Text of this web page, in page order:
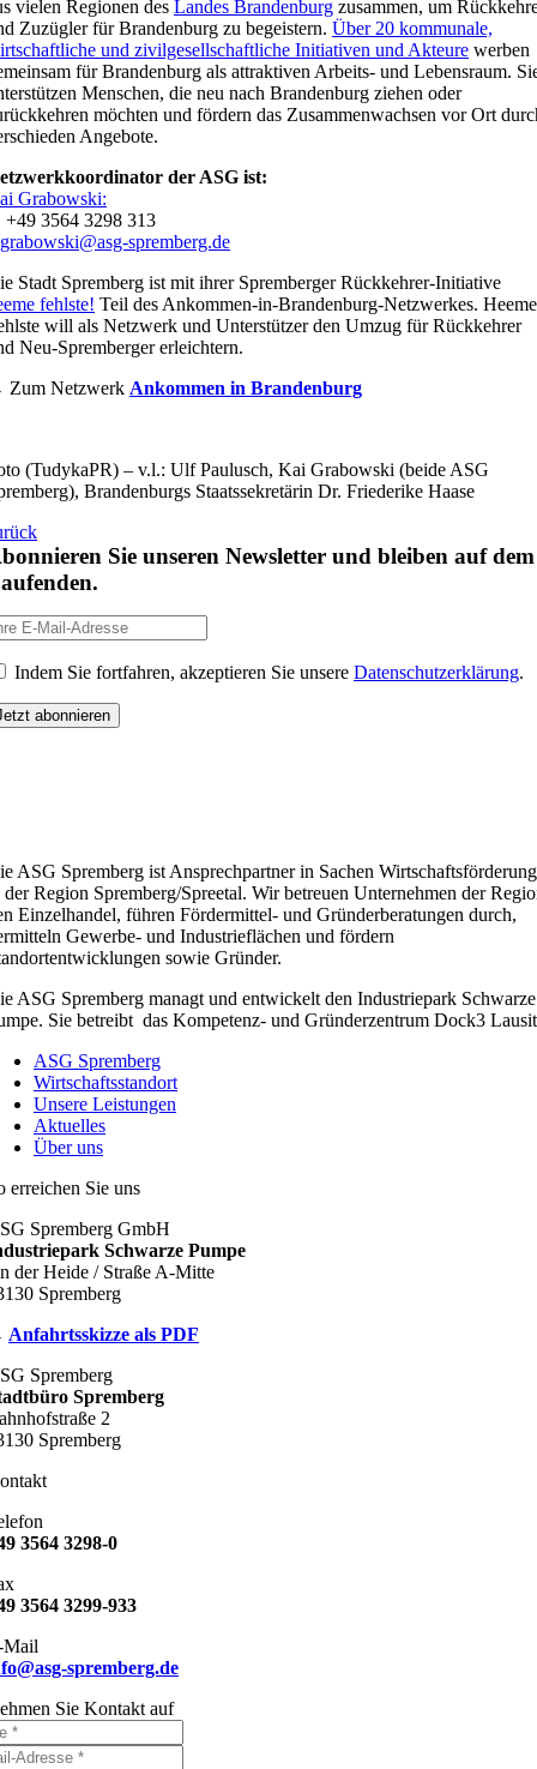
vielen Regionen des Landes Brandenburg zusammen, um
Zuzügler für Brandenburg zu begeistern. Über 20 kommunale,
und zivilgesellschaftliche Initiativen und Akteure werben
für Brandenburg als attraktiven Arbeits- und Lebensraum.
Menschen, die neu nach Brandenburg ziehen oder
möchten und fördern das Zusammenwachsen vor Ort
Angebote.
der ASG ist:
Grabowski:
+49 3564 3298 313
spremberg.de
Stadt Spremberg ist mit ihrer Spremberger Rückkehrer-Initiative
fehlste! Teil des Ankommen-in-Brandenburg-Netzwerkes. Heeme
will als Netzwerk und Unterstützer den Umzug für Rückkehrer
Neu-Spremberger erleichtern.
Zum Netzwerk Ankommen in Brandenburg
(TudykaPR) – v.l.: Ulf Paulusch, Kai Grabowski (beide ASG
Brandenburgs Staatssekretärin Dr. Friederike Haase
Sie unseren Newsletter und bleiben auf dem
Indem Sie fortfahren, akzeptieren Sie unsere Datenschutzerklärung.
ASG Spremberg ist Ansprechpartner in Sachen Wirtschaftsförderung
der Region Spremberg/Spreetal. Wir betreuen Unternehmen der
Einzelhandel, führen Fördermittel- und Gründerberatungen durch,
Gewerbe- und Industrieflächen und fördern
sowie Gründer.
ASG Spremberg managt und entwickelt den Industriepark Schwarze
Sie betreibt das Kompetenz- und Gründerzentrum Dock3
ASG Spremberg
Wirtschaftsstandort
Unsere Leistungen
Aktuelles
Über uns
erreichen Sie uns
Spremberg GmbH
Schwarze Pumpe
der Heide / Straße A-Mitte
Spremberg
Anfahrtsskizze als PDF
Spremberg
Spremberg
2
Spremberg
3564 3298-0
3564 3299-933
Mail
spremberg.de
Sie Kontakt auf